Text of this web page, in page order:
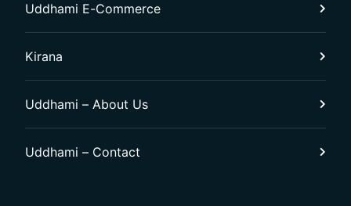
Uddhami E-Commerce
Kirana
Uddhami – About Us
Uddhami – Contact